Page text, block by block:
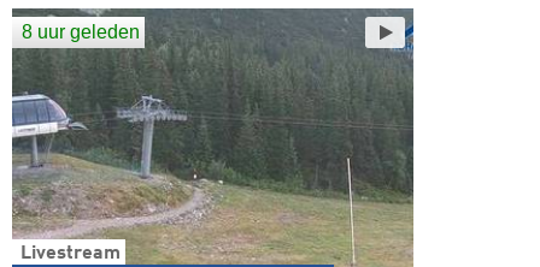
Livestream
8 uur geleden